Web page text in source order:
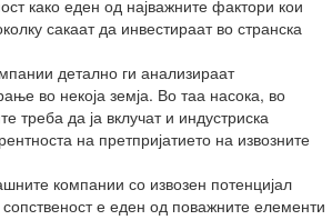
како еден од најважните фактори кои
сакаат да инвестираат во странска
детално ги анализираат
во некоја земја. Во таа насока, во
треба да ја вклучат и индустриска
на претпријатието на извозните
компании со извозен потенцијал
е еден од поважните елементи